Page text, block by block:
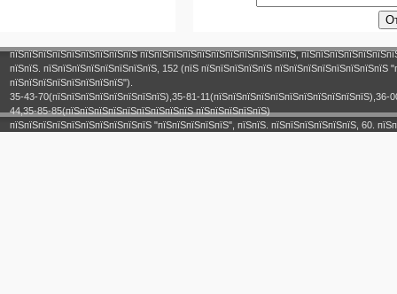
пїЅпїЅпїЅпїЅпїЅпїЅпїЅпїЅпїЅ пїЅпїЅпїЅпїЅпїЅпїЅпїЅпїЅпїЅпїЅпїЅ,
пїЅпїЅ. пїЅпїЅпїЅпїЅпїЅпїЅпїЅпїЅ, 152 (пїЅ пїЅпїЅпїЅпїЅпїЅ пїЅпїЅпїЅпїЅпїЅпїЅпїЅпїЅ
пїЅпїЅпїЅпїЅпїЅпїЅпїЅпїЅ").
35-43-70(пїЅпїЅпїЅпїЅпїЅпїЅпїЅпїЅ),35-81-
44,35-85-85(пїЅпїЅпїЅпїЅпїЅпїЅпїЅпїЅпїЅ пїЅпїЅпїЅпїЅпїЅ)
пїЅпїЅпїЅпїЅпїЅпїЅпїЅпїЅпїЅпїЅ "пїЅпїЅпїЅпїЅпїЅ", пїЅпїЅ. пїЅпїЅпїЅпїЅпїЅпїЅ, 60.